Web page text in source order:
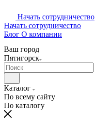
Начать сотрудничество
Начать сотрудничество
Блог О компании
Ваш город
Пятигорск
Каталог
По всему сайту
По каталогу